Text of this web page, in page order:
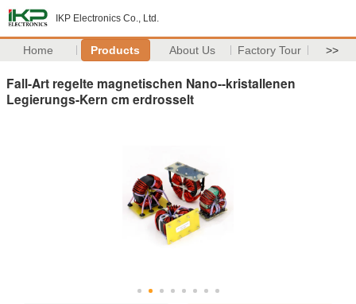
IKP Electronics Co., Ltd.
Home Products About Us Factory Tour >>
Fall-Art regelte magnetischen Nano--kristallenen
Legierungs-Kern cm erdrosselt